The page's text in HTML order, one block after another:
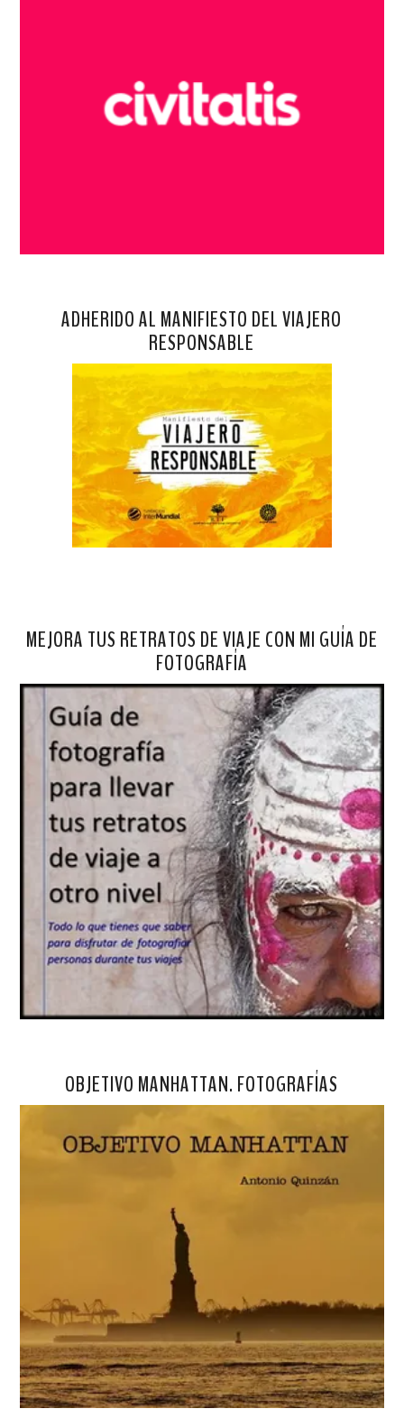
ADHERIDO AL MANIFIESTO DEL VIAJERO
RESPONSABLE
MEJORA TUS RETRATOS DE VIAJE CON MI GUÍA DE
FOTOGRAFÍA
OBJETIVO MANHATTAN. FOTOGRAFÍAS